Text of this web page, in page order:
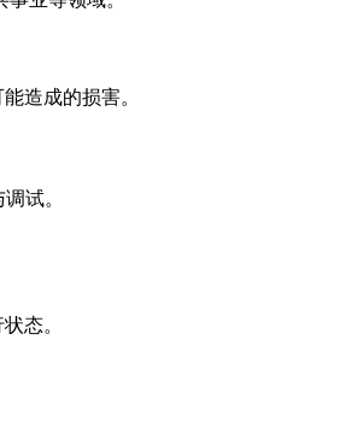
造成的损害。
调试。
状态。